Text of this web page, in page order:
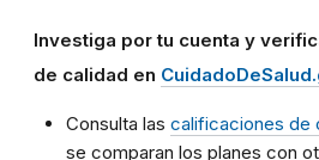
Investiga por tu cuenta y
de calidad en
Consulta las calificaciones de
se comparan los planes con